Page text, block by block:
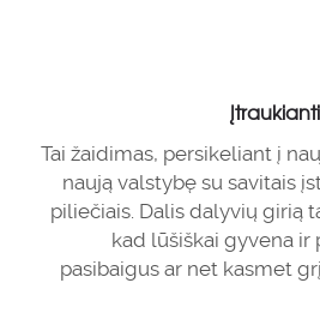
Tai žaidimas, persikeliant į
naują valstybę su savitais
piliečiais. Dalis dalyvių girią
kad lūšiškai gyvena ir
pasibaigus ar net kasmet